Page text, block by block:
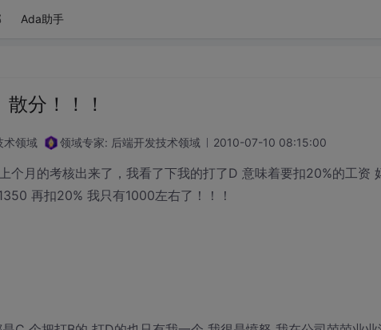
Ada助手
分！！！
术领域 领域专家: 后端开发技术领域 2010-07-10 08:15:00
个月的考核出来了，我看了下我的打了D 意味着要扣20%的工资
再扣20% 我只有1000左右了！！！